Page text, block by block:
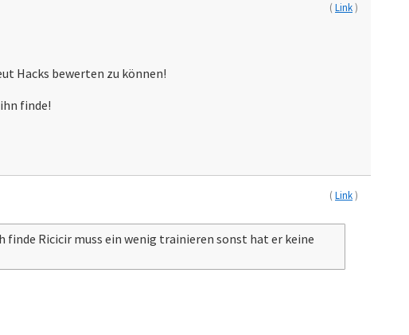
(Link)
Hacks bewerten zu können!
finde!
(Link)
finde Ricicir muss ein wenig trainieren sonst hat er keine